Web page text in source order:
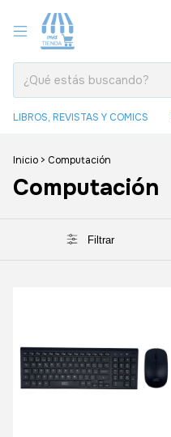
LIBROS, REVISTAS Y COMICS
Inicio > Computación
Computación
Filtrar